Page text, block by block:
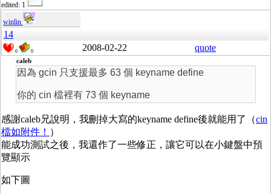
edited: 1
winlin
14
0 0 2008-02-22 quote
caleb
因為 gcin 只支援最多 63 個 keyname define
你的 cin 檔裡有 73 個 keyname
感謝caleb兄說明，我刪掉大寫的keyname define後就能用了（cin
檔如附件！ ）
能成功測試之後，我還作了一些修正，讓它可以在小鍵盤中預
覽顯示
如下圖